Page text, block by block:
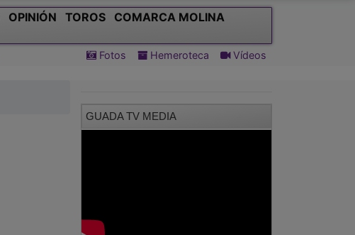
OPINIÓN TOROS
COMARCA MOLINA
Fotos Hemeroteca Vídeos
GUADA TV MEDIA